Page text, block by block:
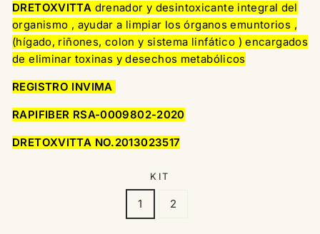
DRETOXVITTA drenador y desintoxicante integral del
organismo , ayudar a limpiar los órganos emuntorios ,
(hígado, riñones, colon y sistema linfático ) encargados
de eliminar toxinas y desechos metabólicos
REGISTRO INVIMA
RAPIFIBER RSA-0009802-2020
DRETOXVITTA NO.2013023517
KIT
1 2